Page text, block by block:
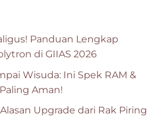
Panduan Lengkap
di GIIAS 2026
Wisuda: Ini Spek RAM &
Aman!
Upgrade dari Rak Piring